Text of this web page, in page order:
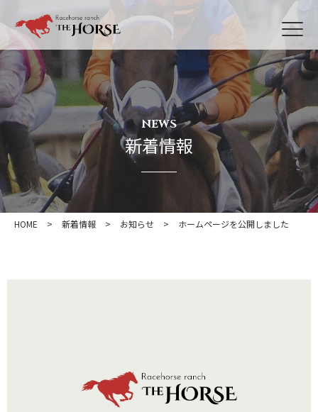
NEWS
新着情報
HOME > 新着情報 > お知らせ > ホームページを公開しました